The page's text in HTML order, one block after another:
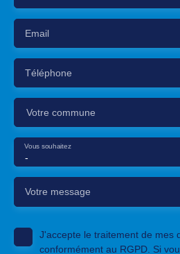
Email
Téléphone
Votre commune
-
Vous souhaitez
Votre message
J'accepte le traitement de mes
conformément au RGPD. Si